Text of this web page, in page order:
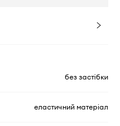
без застібки
еластичний матеріал